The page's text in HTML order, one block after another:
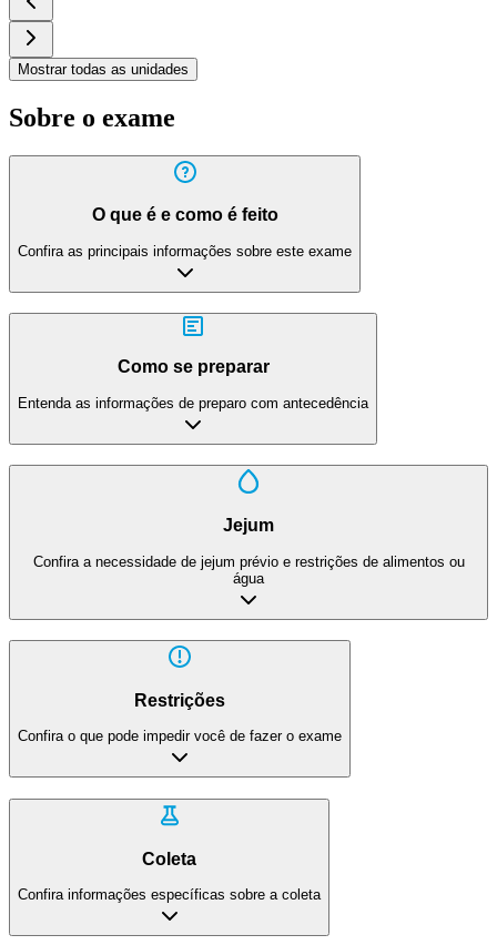
Mostrar todas as unidades
Sobre o exame
O que é e como é feito
Confira as principais informações sobre este exame
Como se preparar
Entenda as informações de preparo com antecedência
Jejum
Confira a necessidade de jejum prévio e restrições de alimentos ou
água
Restrições
Confira o que pode impedir você de fazer o exame
Coleta
Confira informações específicas sobre a coleta